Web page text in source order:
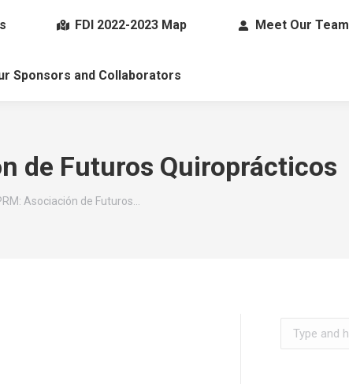
FDI 2022-2023 Map Meet Our Team
Sponsors and Collaborators
de Futuros Quiroprácticos
Asociación de Futuros…
Search: